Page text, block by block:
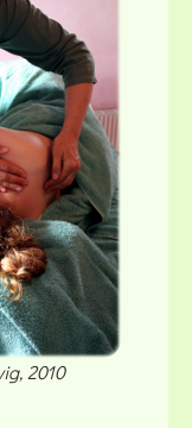
2010